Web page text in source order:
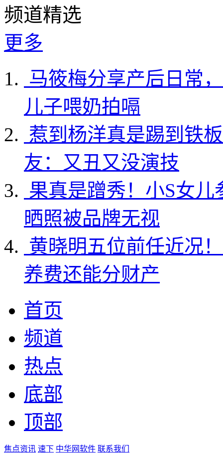
频道精选
更多
马筱梅分享产后日常
儿子喂奶拍嗝
惹到杨洋真是踢到铁
友：又丑又没演技
果真是蹭秀！小S女
晒照被品牌无视
黄晓明五位前任近况
养费还能分财产
首页
频道
热点
底部
顶部
焦点资讯 速下 中华网软件 联系我们